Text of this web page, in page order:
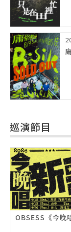
巡演節目
OBSESS《今